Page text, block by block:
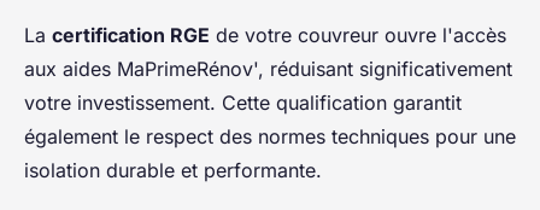
La certification RGE de votre couvreur ouvre l'accès
aux aides MaPrimeRénov', réduisant significativement
votre investissement. Cette qualification garantit
également le respect des normes techniques pour une
isolation durable et performante.